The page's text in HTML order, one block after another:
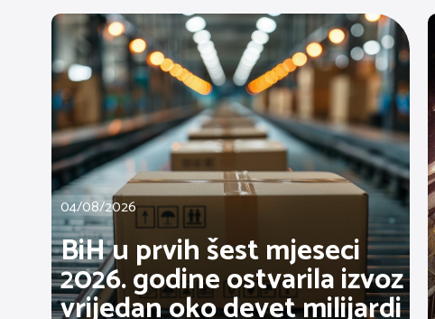
04/08/2026
BiH u prvih šest mjeseci
2026. godine ostvarila izvoz
vrijedan oko devet milijardi